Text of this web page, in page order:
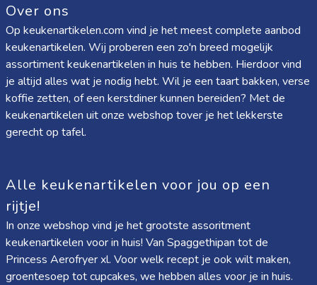
Over ons
Op keukenartikelen.com vind je het meest complete aanbod
keukenartikelen. Wij proberen een zo'n breed mogelijk
assortiment keukenartikelen in huis te hebben. Hierdoor vind
je altijd alles wat je nodig hebt. Wil je een taart bakken, verse
koffie zetten, of een kerstdiner kunnen bereiden? Met de
keukenartikelen uit onze webshop tover je het lekkerste
gerecht op tafel.
Alle keukenartikelen voor jou op een
rijtje!
In onze webshop vind je het grootste assoritment
keukenartikelen voor in huis! Van Spaggethipan tot de
Princess Aerofryer xl. Voor welk recept je ook wilt maken,
groentesoep tot cupcakes, we hebben alles voor je in huis.